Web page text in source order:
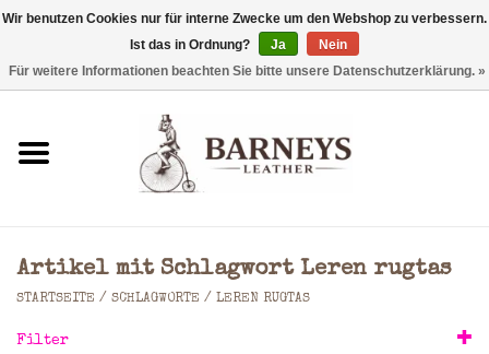
0 Artikel - €0,00
Geldbörse
Rucksäcke
Artikel mit Schlagwort Leren rugtas
STARTSEITE / SCHLAGWORTE / LEREN RUGTAS
Filter
Wir benutzen Cookies nur für interne Zwecke um den Webshop zu verbessern.
Ist das in Ordnung?
Ja
Nein
Für weitere Informationen beachten Sie bitte unsere Datenschutzerklärung. »